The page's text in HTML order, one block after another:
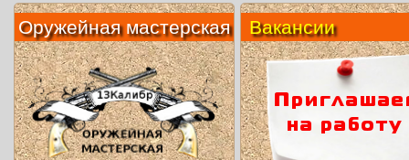
Оружейная мастерскаяВакансии